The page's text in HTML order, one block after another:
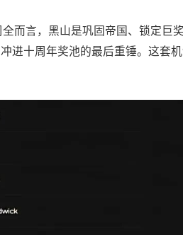
而言，黑山是巩固帝国、锁定巨
进十周年奖池的最后重锤。这套